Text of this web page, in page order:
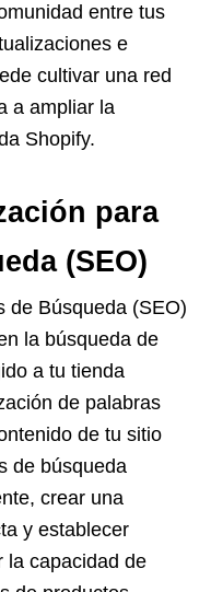
entre tus
e
cultivar una red
a ampliar la
Shopify.
para
(SEO)
de Búsqueda (SEO)
la búsqueda de
a tu tienda
de palabras
de tu sitio
de búsqueda
crear una
y establecer
la capacidad de